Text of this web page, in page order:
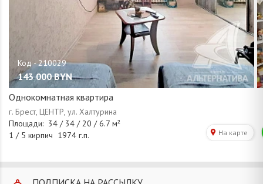
143 000 BYN
Однокомнатная квартира